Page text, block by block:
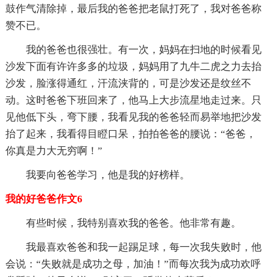
鼓作气清除掉，最后我的爸爸把老鼠打死了，我对爸爸称
赞不已。
我的爸爸也很强壮。有一次，妈妈在扫地的时候看见
沙发下面有许许多多的垃圾，妈妈用了九牛二虎之力去抬
沙发，脸涨得通红，汗流浃背的，可是沙发还是纹丝不
动。这时爸爸下班回来了，他马上大步流星地走过来。只
见他低下头，弯下腰，我看见我的爸爸轻而易举地把沙发
抬了起来，我看得目瞪口呆，拍拍爸爸的腰说：“爸爸，
你真是力大无穷啊！”
我要向爸爸学习，他是我的好榜样。
我的好爸爸作文6
有些时候，我特别喜欢我的爸爸。他非常有趣。
我最喜欢爸爸和我一起踢足球，每一次我失败时，他
会说：“失败就是成功之母，加油！”而每次我为成功欢呼